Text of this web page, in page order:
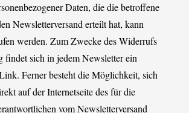
Daten, die die betroffene
Newsletterversand erteilt hat, kann
werden. Zum Zwecke des Widerrufs
sich in jedem Newsletter ein
Ferner besteht die Möglichkeit, sich
auf der Internetseite des für die
vom Newsletterversand